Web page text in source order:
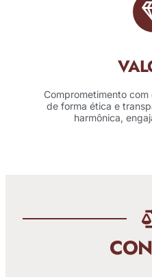
Comprometimento
de forma ética e
harmônica,